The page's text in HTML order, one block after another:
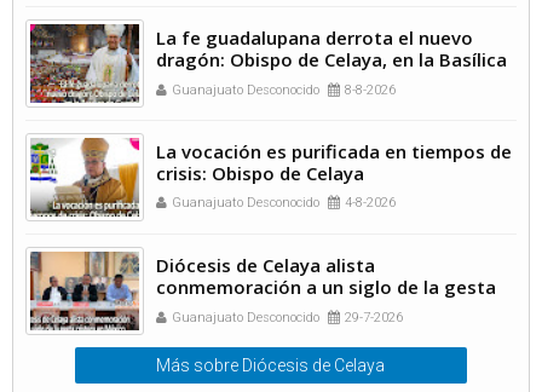
La fe guadalupana derrota el nuevo
dragón: Obispo de Celaya, en la Basílica
de Guadalupe
Guanajuato Desconocido 8-8-2026
La vocación es purificada en tiempos de
crisis: Obispo de Celaya
Guanajuato Desconocido 4-8-2026
Diócesis de Celaya alista
conmemoración a un siglo de la gesta
cristera
Guanajuato Desconocido 29-7-2026
Más sobre Diócesis de Celaya